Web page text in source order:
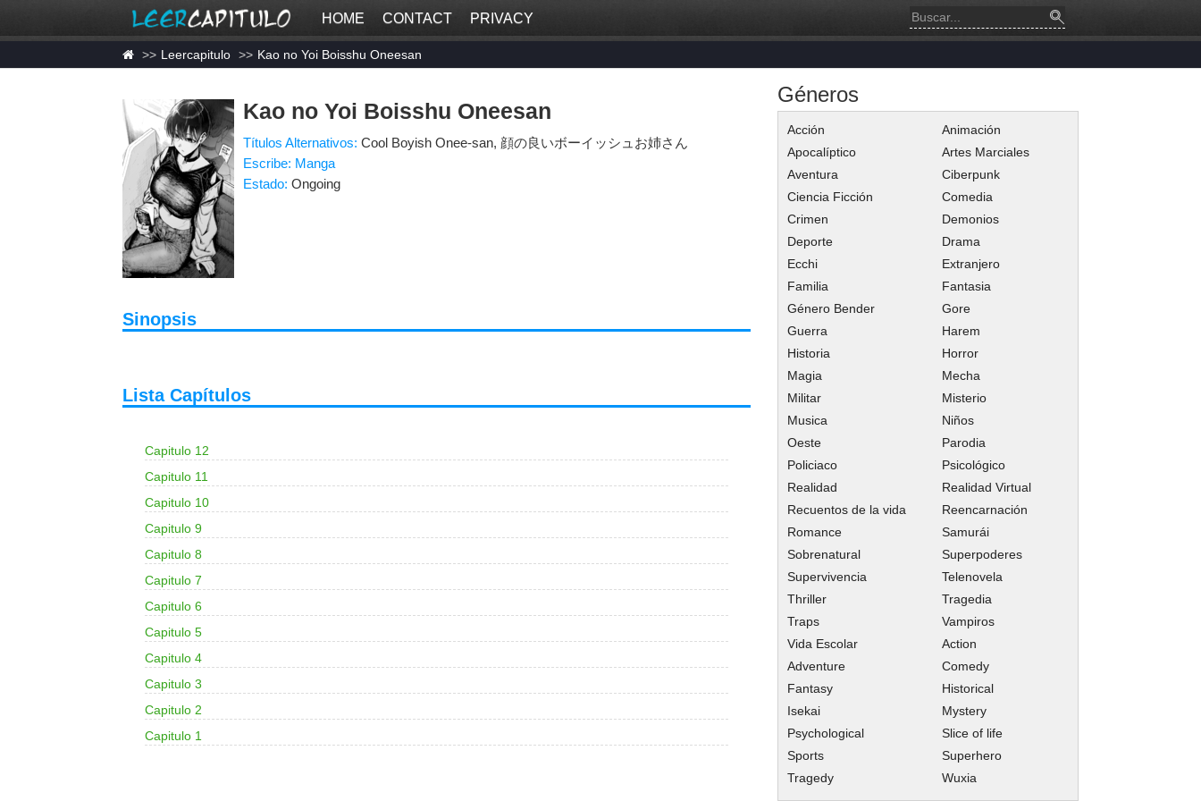
HOME CONTACT PRIVACY
Leercapitulo Kao no Yoi Boisshu Oneesan
Kao no Yoi Boisshu Oneesan
Títulos Alternativos: Cool Boyish Onee-san, 顔の良いボーイッシュお姉さん
Escribe: Manga
Estado: Ongoing
Sinopsis
Lista Capítulos
Capitulo 12
Capitulo 11
Capitulo 10
Capitulo 9
Capitulo 8
Capitulo 7
Capitulo 6
Capitulo 5
Capitulo 4
Capitulo 3
Capitulo 2
Capitulo 1
Géneros
Acción
Animación
Apocalíptico
Artes Marciales
Aventura
Ciberpunk
Ciencia Ficción
Comedia
Crimen
Demonios
Deporte
Drama
Ecchi
Extranjero
Familia
Fantasia
Género Bender
Gore
Guerra
Harem
Historia
Horror
Magia
Mecha
Militar
Misterio
Musica
Niños
Oeste
Parodia
Policiaco
Psicológico
Realidad
Realidad Virtual
Recuentos de la vida
Reencarnación
Romance
Samurái
Sobrenatural
Superpoderes
Supervivencia
Telenovela
Thriller
Tragedia
Traps
Vampiros
Vida Escolar
Action
Adventure
Comedy
Fantasy
Historical
Isekai
Mystery
Psychological
Slice of life
Sports
Superhero
Tragedy
Wuxia